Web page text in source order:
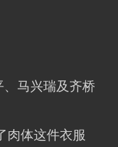
马兴瑞及齐桥
肉体这件衣服